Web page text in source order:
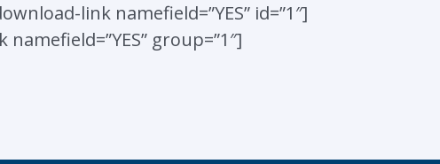
link namefield=”YES” id=”1″]
group=”1″]